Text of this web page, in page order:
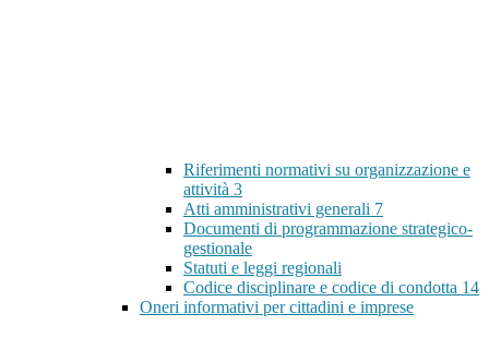
Riferimenti normativi su organizzazione e
attività 3
Atti amministrativi generali 7
Documenti di programmazione strategico-
gestionale
Statuti e leggi regionali
Codice disciplinare e codice di condotta 14
Oneri informativi per cittadini e imprese